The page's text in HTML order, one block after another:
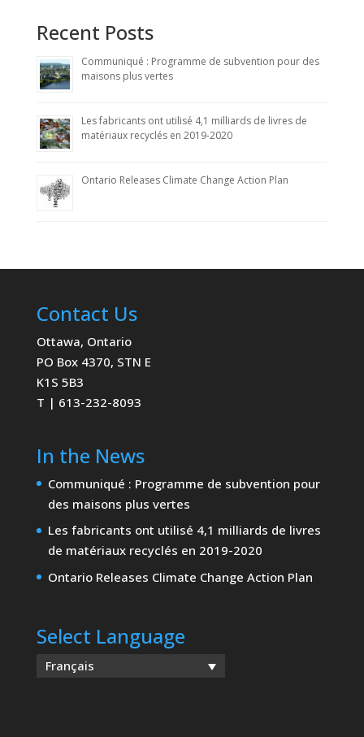
Recent Posts
Communiqué : Programme de subvention pour des
maisons plus vertes
Les fabricants ont utilisé 4,1 milliards de livres de
matériaux recyclés en 2019-2020
Ontario Releases Climate Change Action Plan
Contact Us
Ottawa, Ontario
PO Box 4370, STN E
K1S 5B3
T | 613-232-8093
In the News
Communiqué : Programme de subvention pour
des maisons plus vertes
Les fabricants ont utilisé 4,1 milliards de livres
de matériaux recyclés en 2019-2020
Ontario Releases Climate Change Action Plan
Select Language
Français